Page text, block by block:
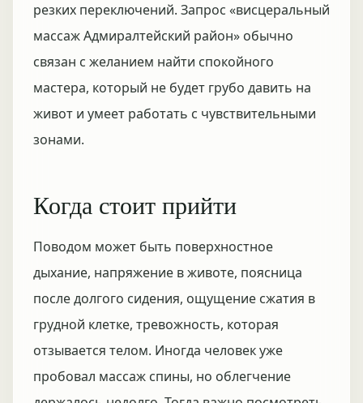
резких переключений. Запрос «висцеральный
массаж Адмиралтейский район» обычно
связан с желанием найти спокойного
мастера, который не будет грубо давить на
живот и умеет работать с чувствительными
зонами.
Когда стоит прийти
Поводом может быть поверхностное
дыхание, напряжение в животе, поясница
после долгого сидения, ощущение сжатия в
грудной клетке, тревожность, которая
отзывается телом. Иногда человек уже
пробовал массаж спины, но облегчение